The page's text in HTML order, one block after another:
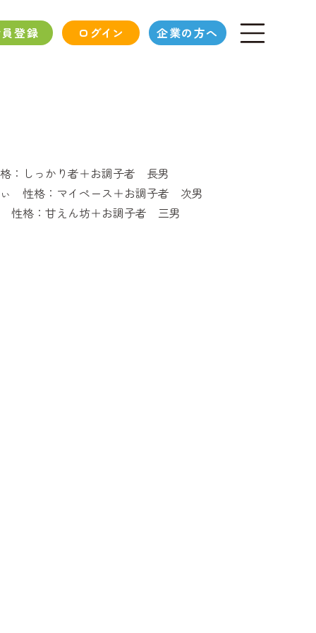
登録 ログイン 企業の方へ
しっかり者＋お調子者 長男
性格：マイペース＋お調子者 次男
格：甘えん坊＋お調子者 三男